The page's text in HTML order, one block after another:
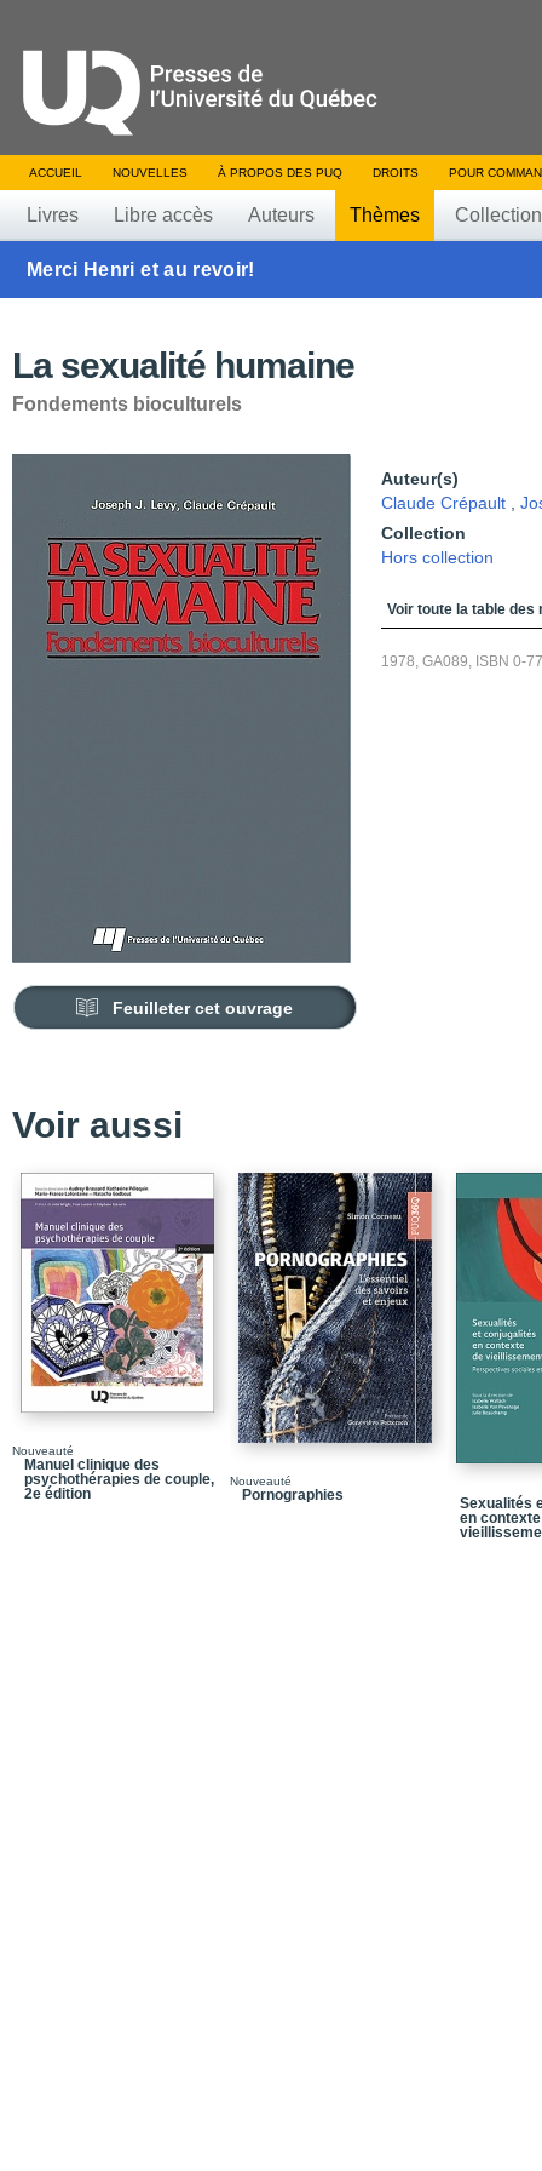
ACCUEIL NOUVELLES À PROPOS DES PUQ DROITS POUR
Livres Libre accès Auteurs Thèmes
Merci Henri et au revoir!
La sexualité humaine
Fondements bioculturels
Feuilleter cet ouvrage
Auteur(s)
Claude Crépault
Collection
Hors collection
Table des matières
Voir toute la table des
1978, GA089, ISBN 0-
Voir aussi
Nouveauté
Manuel clinique des
psychothérapies de couple,
2e édition
Nouveauté
Pornographies
Sexualités
en